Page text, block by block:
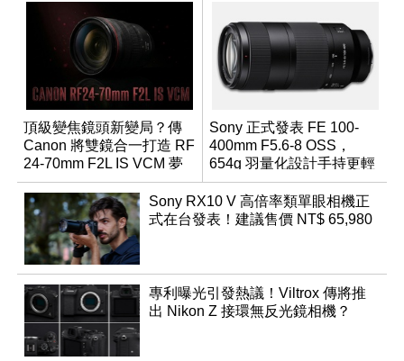
頂級變焦鏡頭新變局？傳
Canon 將雙鏡合一打造 RF
24-70mm F2L IS VCM 夢
幻規格
Sony 正式發表 FE 100-
400mm F5.6-8 OSS，
654g 羽量化設計手持更輕
鬆
Sony RX10 V 高倍率類單眼相機正
式在台發表！建議售價 NT$ 65,980
專利曝光引發熱議！Viltrox 傳將推
出 Nikon Z 接環無反光鏡相機？